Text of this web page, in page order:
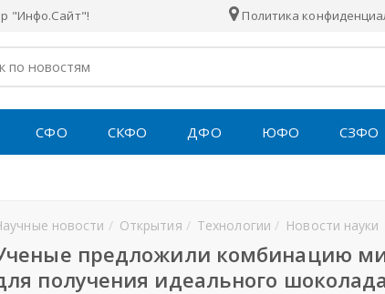
"Инфо.Сайт"! Политика
СФО СКФО ДФО ЮФО СЗФО
новости Открытия Технологии Новости науки
предложили комбинацию
получения идеального шоколада